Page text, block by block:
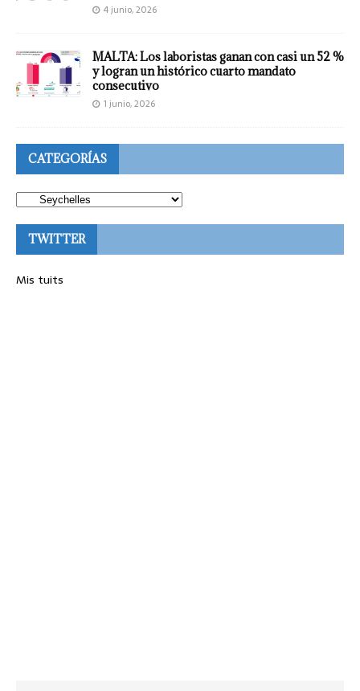
4 junio, 2026
MALTA: Los laboristas ganan con casi un 52 %
y logran un histórico cuarto mandato
consecutivo
1 junio, 2026
CATEGORÍAS
TWITTER
Mis tuits